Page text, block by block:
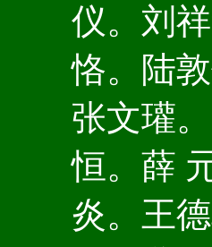
仪。刘
恪。陆
张文瓘
恒。薛
炎。王